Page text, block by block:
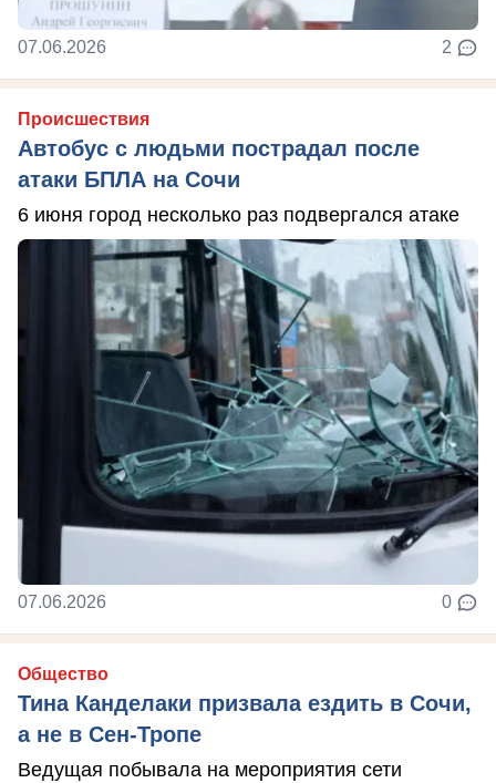
07.06.2026 2
Происшествия
Автобус с людьми пострадал после
атаки БПЛА на Сочи
6 июня город несколько раз подвергался атаке
07.06.2026 0
Общество
Тина Канделаки призвала ездить в Сочи,
а не в Сен-Тропе
Ведущая побывала на мероприятия сети